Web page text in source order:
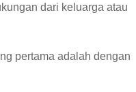
dari keluarga atau
pertama adalah dengan